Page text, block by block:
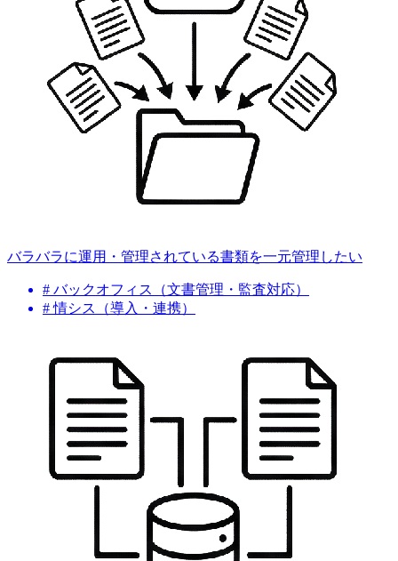
バラバラに運用・管理されている書類を一元管理したい
# バックオフィス（文書管理・監査対応）
# 情シス（導入・連携）